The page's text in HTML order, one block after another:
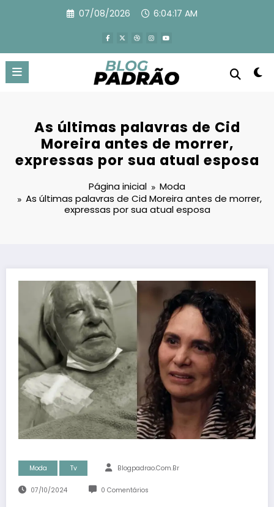
07/08/2026 6:04:18 AM
As últimas palavras de Cid
Moreira antes de morrer,
expressas por sua atual esposa
Página inicial
Moda
As últimas palavras de Cid Moreira antes de morrer,
expressas por sua atual esposa
Moda Tv Blogpadrao.com.br
07/10/2024 0 Comentários